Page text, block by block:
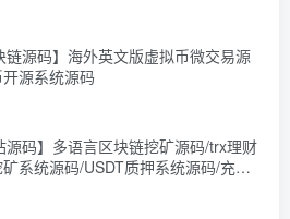
链源码】海外英文版虚拟币微交易源
源系统源码
源码】多语言区块链挖矿源码/trx理财
系统源码/USDT质押系统源码/充币